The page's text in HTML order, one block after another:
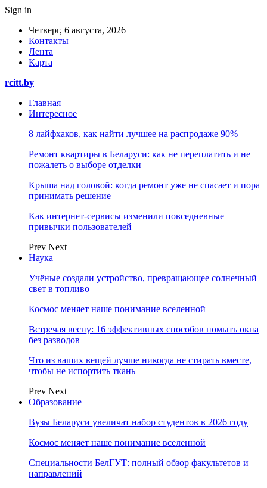
Sign in
Четверг, 6 августа, 2026
Контакты
Лента
Карта
rcitt.by
Главная
Интересное
8 лайфхаков, как найти лучшее на распродаже 90%
Ремонт квартиры в Беларуси: как не переплатить и не
пожалеть о выборе отделки
Крыша над головой: когда ремонт уже не спасает и пора
принимать решение
Как интернет-сервисы изменили повседневные
привычки пользователей
Prev Next
Наука
Учёные создали устройство, превращающее солнечный
свет в топливо
Космос меняет наше понимание вселенной
Встречая весну: 16 эффективных способов помыть окна
без разводов
Что из ваших вещей лучше никогда не стирать вместе,
чтобы не испортить ткань
Prev Next
Образование
Вузы Беларуси увеличат набор студентов в 2026 году
Космос меняет наше понимание вселенной
Специальности БелГУТ: полный обзор факультетов и
направлений